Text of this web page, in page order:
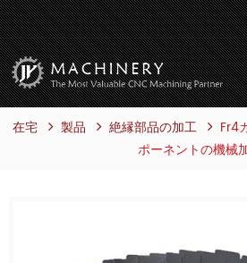
在宅 製品 絶縁部品の加工
Fr4
ポーネントの機械